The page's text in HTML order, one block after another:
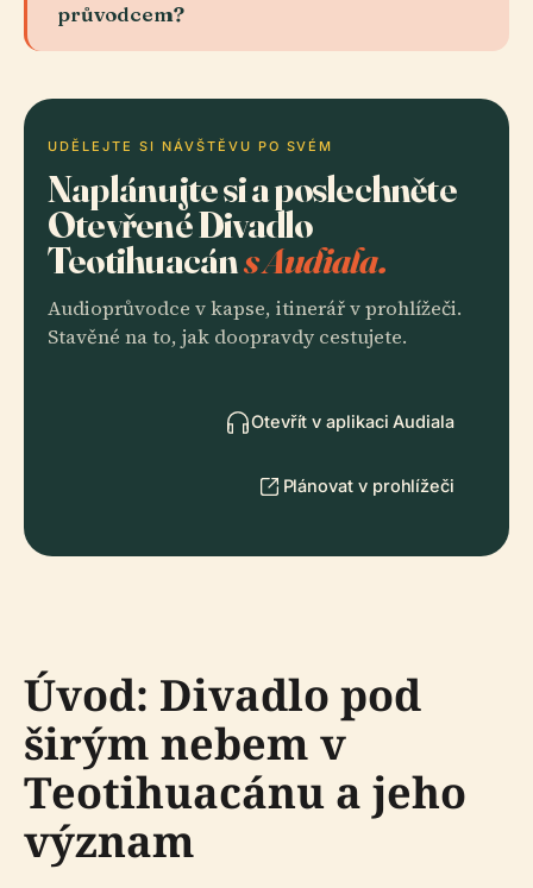
průvodcem?
UDĚLEJTE SI NÁVŠTĚVU PO SVÉM
Naplánujte si a poslechněte
Otevřené Divadlo
Teotihuacáns Audiala.
Audioprůvodce v kapse, itinerář v prohlížeči.
Stavěné na to, jak doopravdy cestujete.
Otevřít v aplikaci Audiala
Plánovat v prohlížeči
Úvod: Divadlo pod
širým nebem v
Teotihuacánu a jeho
význam